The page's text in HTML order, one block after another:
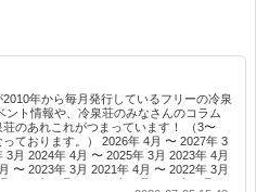
年から毎月発行しているフリーの冷泉
ント情報や、冷泉荘のみなさんのコラム
のあれこれがつまっています！ （3〜
ております。） 2026年 4月 〜 2027年 3
3月 2024年 4月 〜 2025年 3月 2023年 4月
〜 2023年 3月 2021年 4月 〜 2022年 3月